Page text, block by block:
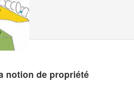
notion de propriété